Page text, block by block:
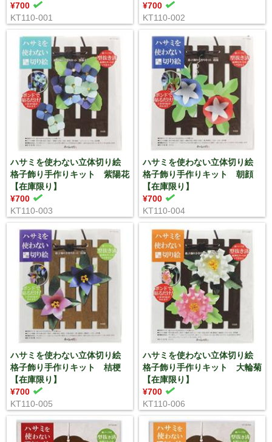
¥700
KT110-001
¥700
KT110-002
ハサミを使わない立体切り絵
格子飾り手作りキット 紫陽花
【在庫限り】
¥700
KT110-003
ハサミを使わない立体切り絵
格子飾り手作りキット 朝顔
【在庫限り】
¥700
KT110-004
ハサミを使わない立体切り絵
格子飾り手作りキット 桔梗
【在庫限り】
¥700
KT110-005
ハサミを使わない立体切り絵
格子飾り手作りキット 大輪菊
【在庫限り】
¥700
KT110-006